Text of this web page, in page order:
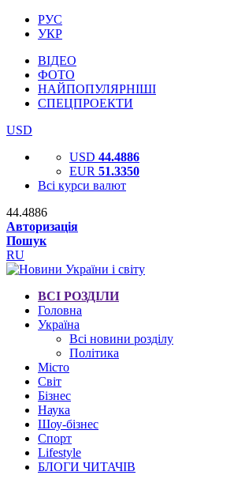
РУС
УКР
ВІДЕО
ФОТО
НАЙПОПУЛЯРНІШІ
СПЕЦПРОЕКТИ
USD
USD 44.4886
EUR 51.3350
Всі курси валют
44.4886
Авторизація
Пошук
RU
ВСІ РОЗДІЛИ
Головна
Україна
Всі новини розділу
Політика
Місто
Світ
Бізнес
Наука
Шоу-бізнес
Спорт
Lifestyle
БЛОГИ ЧИТАЧІВ